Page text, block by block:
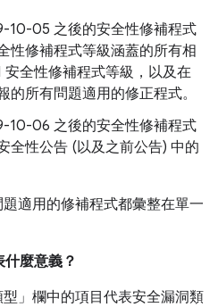
10-05 之後的安全性修補程式
性修補程式等級涵蓋的所有相
全性修補程式等級，以及在
的所有問題適用的修正程式。
10-06 之後的安全性修補程式
全性公告 (以及之前公告) 中的
適用的修補程式都彙整在單一
麼意義？
」 欄中的項目代表安全漏洞類